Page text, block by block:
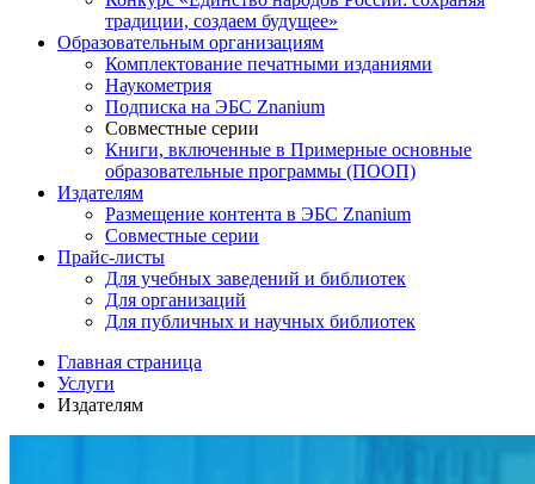
традиции, создаем будущее»
Образовательным организациям
Комплектование печатными изданиями
Наукометрия
Подписка на ЭБС Znanium
Совместные серии
Книги, включенные в Примерные основные
образовательные программы (ПООП)
Издателям
Размещение контента в ЭБС Znanium
Совместные серии
Прайс-листы
Для учебных заведений и библиотек
Для организаций
Для публичных и научных библиотек
Главная страница
Услуги
Издателям